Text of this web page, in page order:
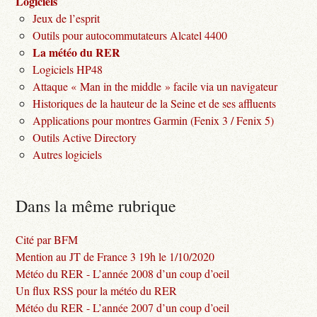
Jeux de l’esprit
Outils pour autocommutateurs Alcatel 4400
La météo du RER
Logiciels HP48
Attaque « Man in the middle » facile via un navigateur
Historiques de la hauteur de la Seine et de ses affluents
Applications pour montres Garmin (Fenix 3 / Fenix 5)
Outils Active Directory
Autres logiciels
Dans la même rubrique
Cité par BFM
Mention au JT de France 3 19h le 1/10/2020
Météo du RER - L’année 2008 d’un coup d’oeil
Un flux RSS pour la météo du RER
Météo du RER - L’année 2007 d’un coup d’oeil